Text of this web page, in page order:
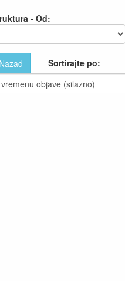
- Od:
Sortirajte po: